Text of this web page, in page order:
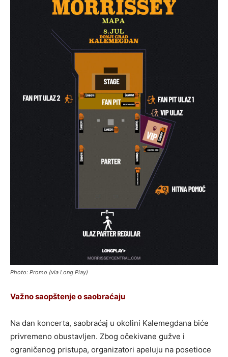
Photo: Promo (via Long Play)
Važno saopštenje o saobraćaju
Na dan koncerta, saobraćaj u okolini Kalemegdana biće
privremeno obustavljen. Zbog očekivane gužve i
ograničenog pristupa, organizatori apeluju na posetioce